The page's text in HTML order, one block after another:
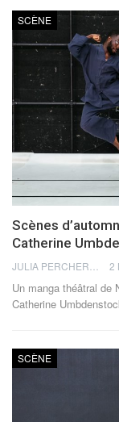
SCÈNE
Scènes
Catherine
2
Un manga théâtral de
Catherine
SCÈNE